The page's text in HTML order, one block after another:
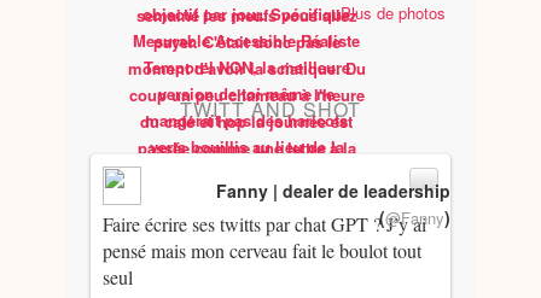
Plus de photos
TWITT AND SHOT
Faire écrire ses twitts par chat GPT ? J’y ai
pensé mais mon cerveau fait le boulot tout
seul
Fanny | dealer de leadership
(@Fanny)